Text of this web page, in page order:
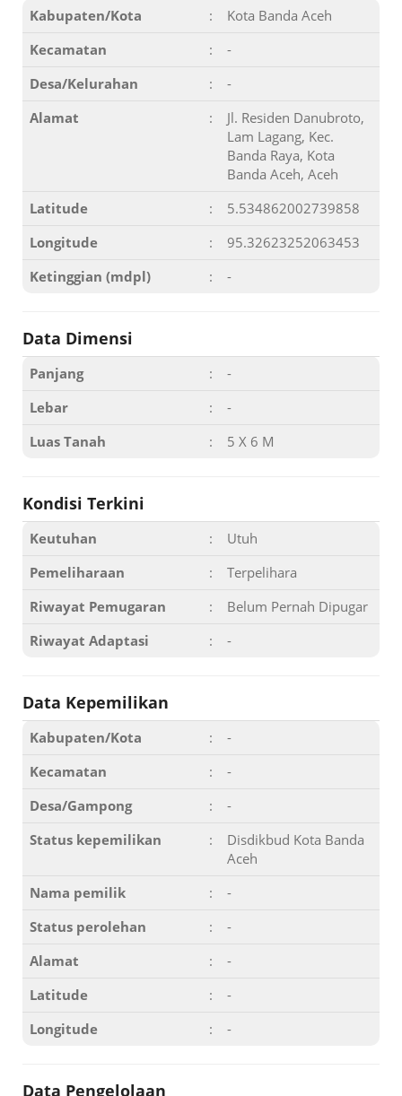
Kabupaten/Kota :
Kota Banda Aceh
Kecamatan
:
-
Desa/Kelurahan
:
-
Alamat
:
Jl. Residen Danubroto,
Lam Lagang, Kec.
Banda Raya, Kota
Banda Aceh, Aceh
Latitude
:
5.534862002739858
Longitude
:
95.32623252063453
Ketinggian (mdpl)
: -
Data Dimensi
Panjang :
-
Lebar
:
-
Luas Tanah
: 5 X 6 M
Kondisi Terkini
Keutuhan :
Utuh
Pemeliharaan
:
Terpelihara
Riwayat Pemugaran
:
Belum Pernah Dipugar
Riwayat Adaptasi
: -
Data Kepemilikan
Kabupaten/Kota :
-
Kecamatan
:
-
Desa/Gampong
:
-
Status kepemilikan
:
Disdikbud Kota Banda
Aceh
Nama pemilik
:
-
Status perolehan
:
-
Alamat
:
-
Latitude
:
-
Longitude
: -
Data Pengelolaan